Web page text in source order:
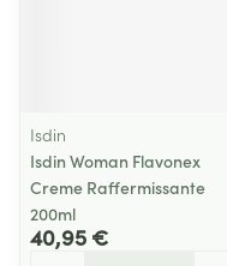
Isdin
Isdin Woman Flavonex
Creme Raffermissante
200ml
40,95 €